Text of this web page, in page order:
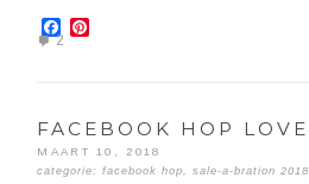
Facebook
2
FACEBOOK HOP
MAART 10, 2018
categorie:facebook hop ,sale-a-bration 2018